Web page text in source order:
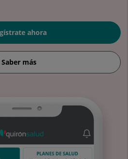
ahora
Saber más